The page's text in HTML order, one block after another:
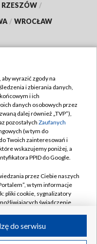
RZESZÓW /
/ WROCŁAW
TVP
w likwidacji
wyrazić zgody na
i zbierania danych,
i ich
danych osobowych przez
dalej również „TVP”),
pozostałych Zaufanych
(w tym do
Twoich zainteresowań i
wskazujemy poniżej, a
PPID do Google.
przez Ciebie naszych
w tym informacje
pliki cookie, sygnalizatory
świadczenie
do serwisu